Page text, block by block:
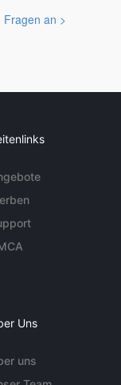
Fragen an >
Uns
uns